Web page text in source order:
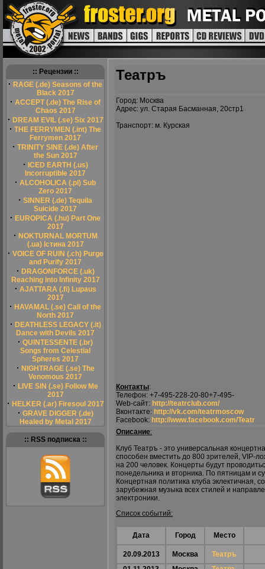
:: Рецензии ::
· RAGE (.de) Seasons of the
Black 2017
· ACCEPT (.de) The Rise of
Chaos 2017
· DREAM EVIL (.se) Six 2017
· THE FERRYMEN (.int) The
Ferrymen 2017
· TRINITY SINE (.de) After
the Sun 2017
· ICED EARTH (.us)
Incorruptible 2017
· ALCOHOLICA (.pl) Sub
Zero 2017
· SINNER (.de) Tequila
Suicide 2017
· EUROPICA (.hu) Part One
2017
· NOKTURNAL MORTUM
(.ua) Істина 2017
· VOICE OF RUIN (.ch) Purge
and Purify 2017
· DRAGONFORCE (.uk)
Reaching into Infinity 2017
· AJATTARA (.fi) Lupaus
2017
· HAVAMAL (.se) Call of the
North 2017
· DEATHLESS LEGACY (.it)
Dance with Devils 2017
· QUINTESSENTE (.br)
Songs from Celestial
Spheres 2017
· NIGHTRAGE (.se) The
Venomous 2017
· LIVE SIN (.se) Follow Me
2017
· HELKER (.ar) Firesoul 2017
· GRAVE DIGGER (.de)
Healed by Metal 2017
:: RSS подписка ::
Театръ
Город: Москва
Адрес: ул. Старая Басманная, 20стр1
Транспорт: м. Курская
Контакты:
Телефон: +7-495-228-20-80+7-495-
Web-сайт: http://teatrclub.com/
Вконтакте: http://vk.com/teatrmoscow
Facebook: http://www.facebook.com/Teatr
Описание:
Клуб Театръ - это универсальная
способен вместить до 800 зрителей, VIP-
на 200 человек. Концерты будут
понедельника и вторника. По пятницам и
Концертная политика клуба эклектичная,
зарубежная музыка всех стилей и
электроники.
Список событий:
Дата Город Место
20.09.2013 Москва
Театръ